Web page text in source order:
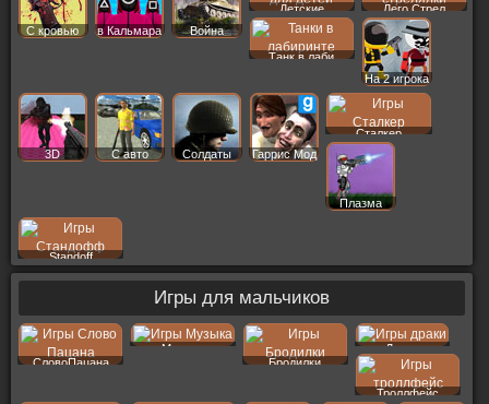
С кровью в Кальмара Война
Детские Лего Стрел
Танк в лаби
На 2 игрока
3D С авто Солдаты Гаррис Мод
Сталкер
Плазма
Standoff
Игры для мальчиков
СловоПацана
Музыка
Бродилки
Драки
Троллфейс